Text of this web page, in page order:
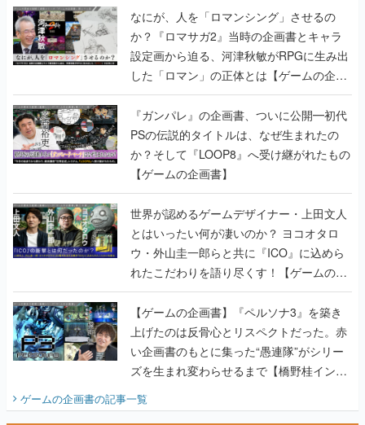
なにが、人を「ロマンシング」させるの
か？『ロマサガ2』当時の企画書とキャラ
設定画から迫る、河津秋敏がRPGに生み出
した「ロマン」の正体とは【ゲームの企画
書】
『ガンパレ』の企画書、ついに公開━初代
PSの伝説的タイトルは、なぜ生まれたの
か？そして『LOOP8』へ受け継がれたもの
【ゲームの企画書】
世界が認めるゲームデザイナー・上田文人
とはいったい何が凄いのか？ ヨコオタロ
ウ・外山圭一郎らと共に『ICO』に込めら
れたこだわりを語り尽くす！【ゲームの企
画書】
【ゲームの企画書】『ペルソナ3』を築き
上げたのは反骨心とリスペクトだった。赤
い企画書のもとに集った“愚連隊”がシリー
ズを生まれ変わらせるまで【橋野桂インタ
ゲームの企画書の記事一覧